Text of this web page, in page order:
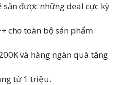
săn được những deal cực kỳ
cho toàn bộ sản phẩm.
và hàng ngàn quà tặng
từ 1 triệu.